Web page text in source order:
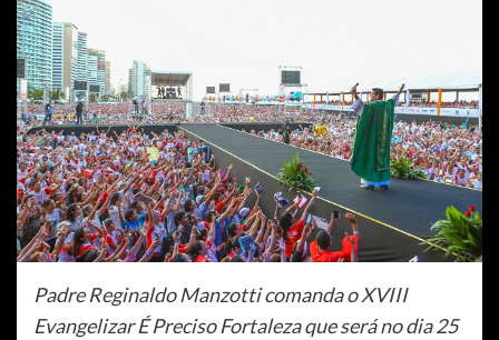
Padre Reginaldo Manzotti comanda o XVIII
Evangelizar É Preciso Fortaleza que será no dia 25